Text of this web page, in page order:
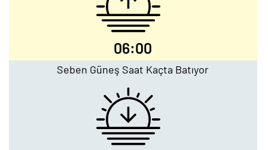
06:00
Seben Güneş Saat Kaçta Batıyor